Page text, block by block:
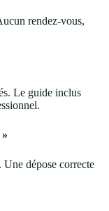
rendez-vous,
Le guide inclus
Une dépose correcte